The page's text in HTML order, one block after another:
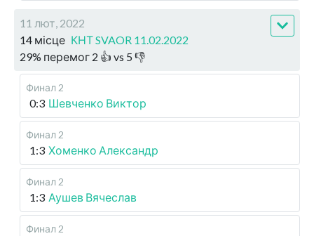
11 лют, 2022
14 місце КНТ SVAOR 11.02.2022
29% перемог 2 👍 vs 5 👎
Финал 2
0:3 Шевченко Виктор
Финал 2
1:3 Хоменко Александр
Финал 2
1:3 Аушев Вячеслав
Финал 2